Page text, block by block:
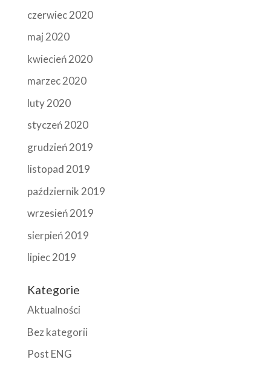
czerwiec 2020
maj 2020
kwiecień 2020
marzec 2020
luty 2020
styczeń 2020
grudzień 2019
listopad 2019
październik 2019
wrzesień 2019
sierpień 2019
lipiec 2019
Kategorie
Aktualności
Bez kategorii
Post ENG